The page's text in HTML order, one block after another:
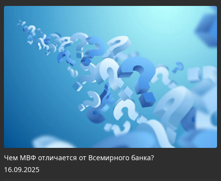
Чем МВФ отличается от Всемирного банка?
16.09.2025